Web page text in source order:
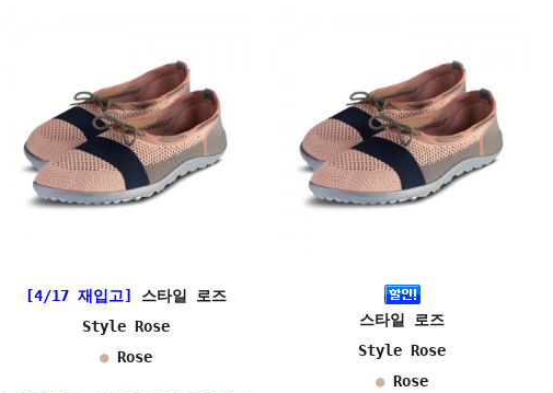
[4/17 재입고] 스타일 로즈
Style Rose
● Rose
스타일 로즈
Style Rose
● Rose